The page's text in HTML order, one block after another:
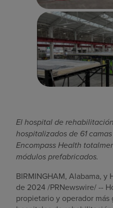
El hospital de
hospitalizados de 61
Encompass Health
módulos prefabricados.
BIRMINGHAM, Alabama, y
de 2024/PRNewswire/ --
propietario y operador más